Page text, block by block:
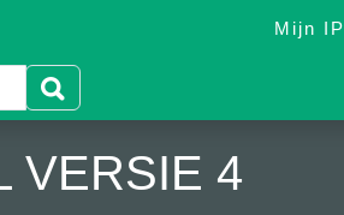
Mijn IP
VERSIE 4